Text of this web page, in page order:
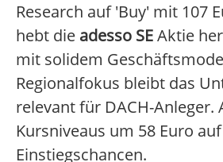
Research auf 'Buy' mit 107
hebt die adesso SEAktie
mit solidem
Regionalfokus bleibt das
relevant für DACH-Anleger.
Kursniveaus um 58 Euro
Einstiegschancen.